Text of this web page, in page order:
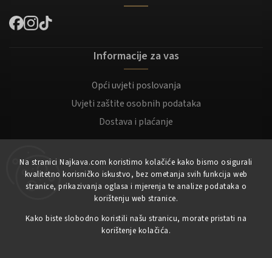
Na stranici Najkava.com koristimo kolačiće kako bismo osigurali
kvalitetno korisničko iskustvo, bez ometanja svih funkcija web
stranice, prikazivanja oglasa i mjerenja te analize podataka o
korištenju web stranice.
Kako biste slobodno koristili našu stranicu, morate pristati na
korištenje kolačića.
Informacije za vas
Opći uvjeti poslovanja
Uvjeti zaštite osobnih podataka
Dostava i plaćanje
Moj račun
Registracija
Prijaviti se